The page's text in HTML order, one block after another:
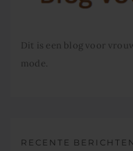
Dit is een blog voor
mode.
RECENTE BERICHTEN